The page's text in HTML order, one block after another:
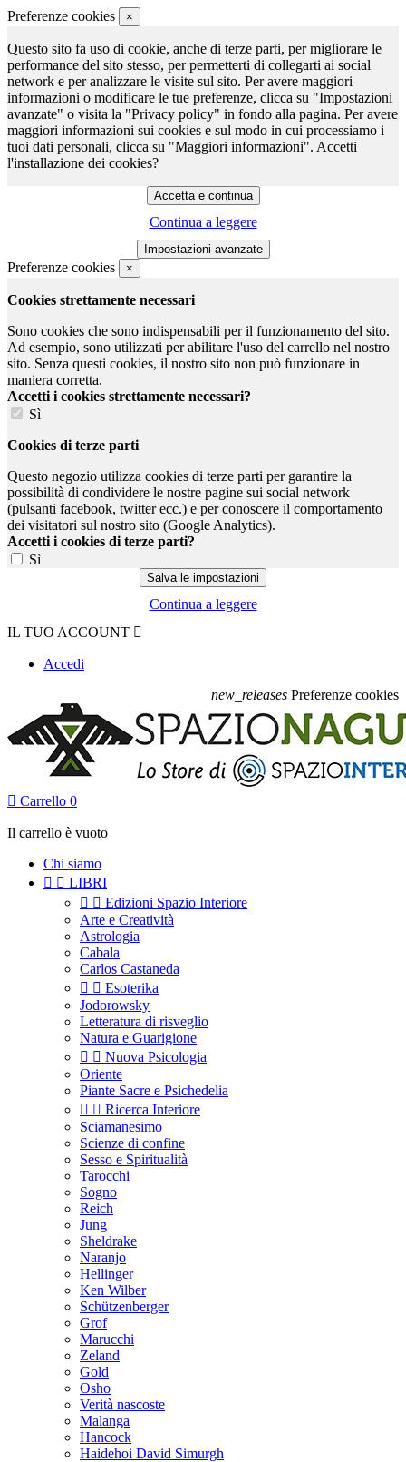
Preferenze cookies ×
Questo sito fa uso di cookie, anche di terze parti, per migliorare le
performance del sito stesso, per permetterti di collegarti ai social
network e per analizzare le visite sul sito. Per avere maggiori
informazioni o modificare le tue preferenze, clicca su "Impostazioni
avanzate" o visita la "Privacy policy" in fondo alla pagina. Per avere
maggiori informazioni sui cookies e sul modo in cui processiamo i
tuoi dati personali, clicca su "Maggiori informazioni". Accetti
l'installazione dei cookies?
Continua a leggere
Preferenze cookies ×
Cookies strettamente necessari
Sono cookies che sono indispensabili per il funzionamento del sito.
Ad esempio, sono utilizzati per abilitare l'uso del carrello nel nostro
sito. Senza questi cookies, il nostro sito non può funzionare in
maniera corretta.
Accetti i cookies strettamente necessari?
Sì
Cookies di terze parti
Questo negozio utilizza cookies di terze parti per garantire la
possibilità di condividere le nostre pagine sui social network
(pulsanti facebook, twitter ecc.) e per conoscere il comportamento
dei visitatori sul nostro sito (Google Analytics).
Accetti i cookies di terze parti?
Sì
Continua a leggere
IL TUO ACCOUNT 
Accedi
new_releases Preferenze cookies
 Carrello 0
Il carrello è vuoto
Chi siamo
  LIBRI
  Edizioni Spazio Interiore
Arte e Creatività
Astrologia
Cabala
Carlos Castaneda
  Esoterika
Jodorowsky
Letteratura di risveglio
Natura e Guarigione
  Nuova Psicologia
Oriente
Piante Sacre e Psichedelia
  Ricerca Interiore
Sciamanesimo
Scienze di confine
Sesso e Spiritualità
Tarocchi
Sogno
Reich
Jung
Sheldrake
Naranjo
Hellinger
Ken Wilber
Schützenberger
Grof
Marucchi
Zeland
Gold
Osho
Verità nascoste
Malanga
Hancock
Haidehoi David Simurgh